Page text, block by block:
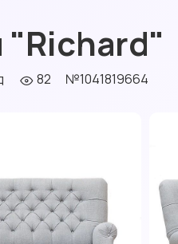
"Richard"
82 №1041819664